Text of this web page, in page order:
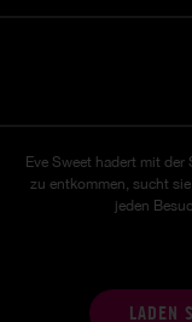
Eve Sweet hadert mit
zu entkommen, sucht
jeden
LADEN